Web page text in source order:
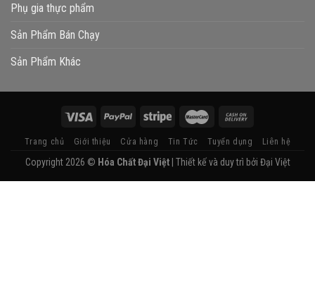
Phụ gia thực phẩm
Sản Phẩm Bán Chạy
Sản Phẩm Khác
Trang chủ Giới thiệu Cửa hàng Tin Tức Tuyển dụng Liên hệ
Copyright 2026 © Hóa Chất Đại Việt| Thiết kế và duy trì bởi Đại Việt